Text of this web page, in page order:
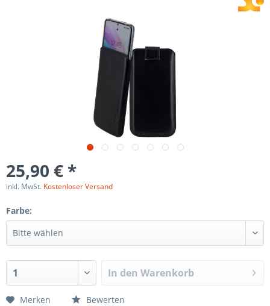
25,90 € *
inkl. MwSt. Kostenloser Versand
Farbe:
In den Warenkorb
Merken Bewerten